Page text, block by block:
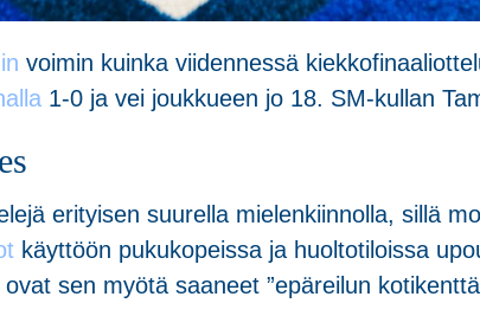
voimin kuinka viidennessä
1-0 ja vei joukkueen jo 18. SM-kullan
erityisen suurella mielenkiinnolla, sillä
käyttöön pukukopeissa ja huoltotiloissa
sen myötä saaneet ”epäreilun